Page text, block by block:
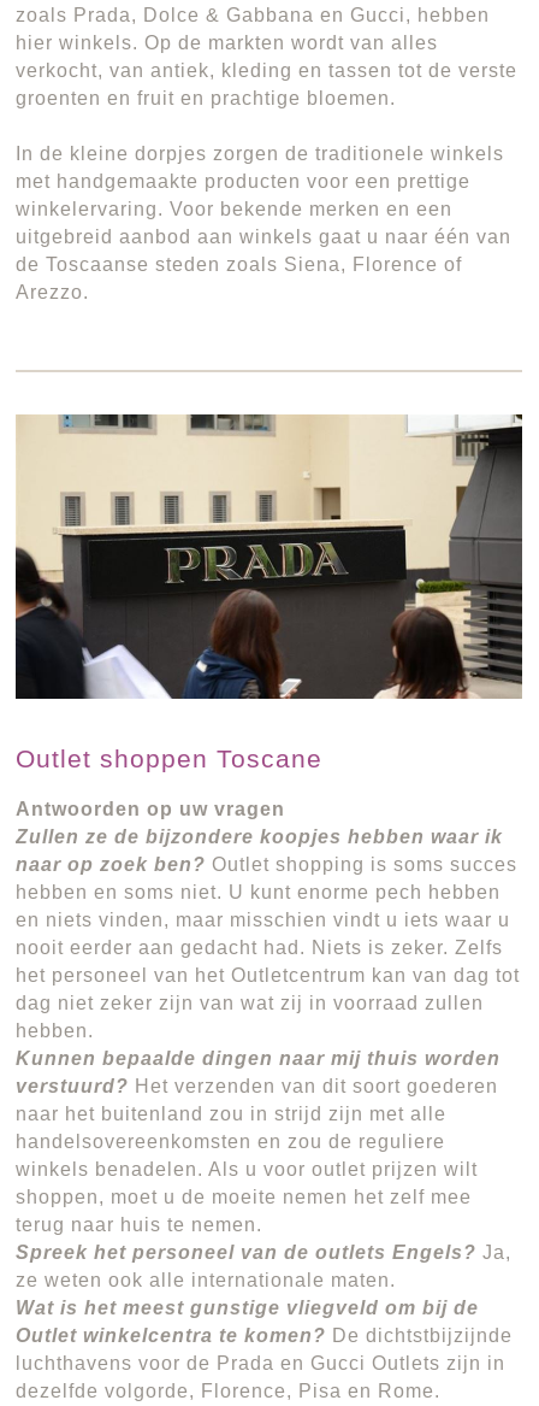
zoals Prada, Dolce & Gabbana en Gucci, hebben
hier winkels. Op de markten wordt van alles
verkocht, van antiek, kleding en tassen tot de verste
groenten en fruit en prachtige bloemen.
In de kleine dorpjes zorgen de traditionele winkels
met handgemaakte producten voor een prettige
winkelervaring. Voor bekende merken en een
uitgebreid aanbod aan winkels gaat u naar één van
de Toscaanse steden zoals Siena, Florence of
Arezzo.
Outlet shoppen Toscane
Antwoorden op uw vragen
Zullen ze de bijzondere koopjes hebben waar ik
naar op zoek ben? Outlet shopping is soms succes
hebben en soms niet. U kunt enorme pech hebben
en niets vinden, maar misschien vindt u iets waar u
nooit eerder aan gedacht had. Niets is zeker. Zelfs
het personeel van het Outletcentrum kan van dag tot
dag niet zeker zijn van wat zij in voorraad zullen
hebben.
Kunnen bepaalde dingen naar mij thuis worden
verstuurd? Het verzenden van dit soort goederen
naar het buitenland zou in strijd zijn met alle
handelsovereenkomsten en zou de reguliere
winkels benadelen. Als u voor outlet prijzen wilt
shoppen, moet u de moeite nemen het zelf mee
terug naar huis te nemen.
Spreek het personeel van de outlets Engels?Ja,
ze weten ook alle internationale maten.
Wat is het meest gunstige vliegveld om bij de
Outlet winkelcentra te komen? De dichtstbijzijnde
luchthavens voor de Prada en Gucci Outlets zijn in
dezelfde volgorde, Florence, Pisa en Rome.